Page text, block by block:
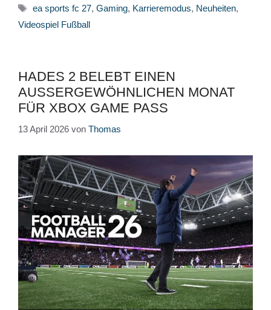
Schlagwörter
ea sports fc 27, Gaming, Karrieremodus, Neuheiten,
Videospiel Fußball
HADES 2 BELEBT EINEN
AUSSERGEWÖHNLICHEN MONAT F
ÜR XBOX GAME PASS
13 April 2026 von Thomas